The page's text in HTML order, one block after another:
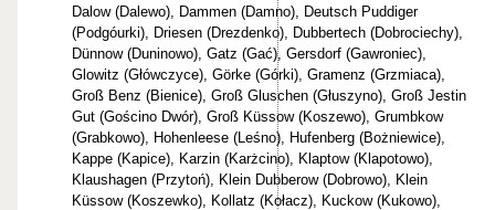
Dalow (Dalewo), Dammen (Damno), Deutsch Puddiger
(Podgóurki), Driesen (Drezdenko), Dubbertech (Dobrociechy),
Dünnow (Duninowo), Gatz (Gać), Gersdorf (Gawroniec),
Glowitz (Główczyce), Görke (Górki), Gramenz (Grzmiaca),
Groß Benz (Bienice), Groß Gluschen (Głuszyno), Groß Jestin
Gut (Gościno Dwór), Groß Küssow (Koszewo), Grumbkow
(Grabkowo), Hohenleese (Leśno), Hufenberg (Bożniewice),
Kappe (Kapice), Karzin (Karżcino), Klaptow (Klapotowo),
Klaushagen (Przytoń), Klein Dubberow (Dobrowo), Klein
Küssow (Koszewko), Kollatz (Kołacz), Kuckow (Kukowo),